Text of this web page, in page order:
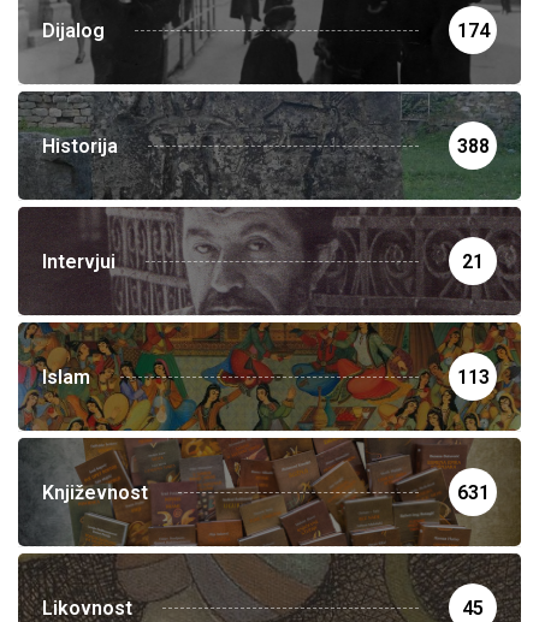
Dijalog 174
Historija 388
Intervjui 21
Islam 113
Književnost 631
Likovnost 45